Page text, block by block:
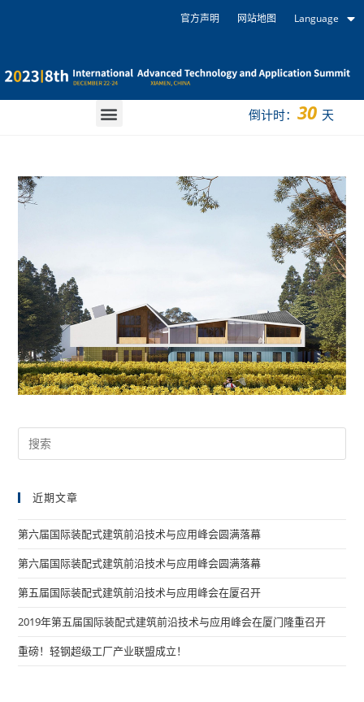
官方声明 网站地图 Language
倒计时： 30 天
近期文章
第六届国际装配式建筑前沿技术与应用峰会圆满落幕
第六届国际装配式建筑前沿技术与应用峰会圆满落幕
第五届国际装配式建筑前沿技术与应用峰会在厦召开
2019年第五届国际装配式建筑前沿技术与应用峰会在厦门隆重召开
重磅！轻钢超级工厂产业联盟成立！